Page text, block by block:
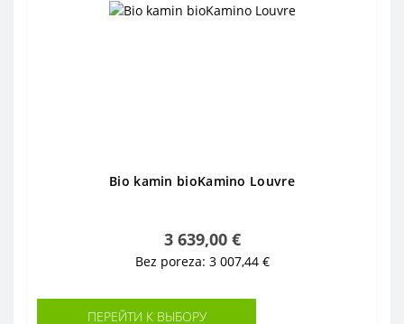
Bio kamin bioKamino Louvre
3 639,00 €
Bez poreza: 3 007,44 €
ПЕРЕЙТИ К ВЫБОРУ